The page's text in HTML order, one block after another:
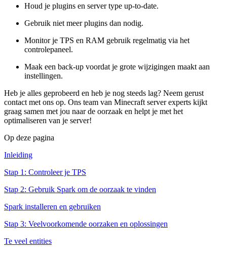
Houd je plugins en server type up-to-date.
Gebruik niet meer plugins dan nodig.
Monitor je TPS en RAM gebruik regelmatig via het
controlepaneel.
Maak een back-up voordat je grote wijzigingen maakt aan
instellingen.
Heb je alles geprobeerd en heb je nog steeds lag? Neem gerust
contact met ons op. Ons team van Minecraft server experts kijkt
graag samen met jou naar de oorzaak en helpt je met het
optimaliseren van je server!
Op deze pagina
Inleiding
Stap 1: Controleer je TPS
Stap 2: Gebruik Spark om de oorzaak te vinden
Spark installeren en gebruiken
Stap 3: Veelvoorkomende oorzaken en oplossingen
Te veel entities